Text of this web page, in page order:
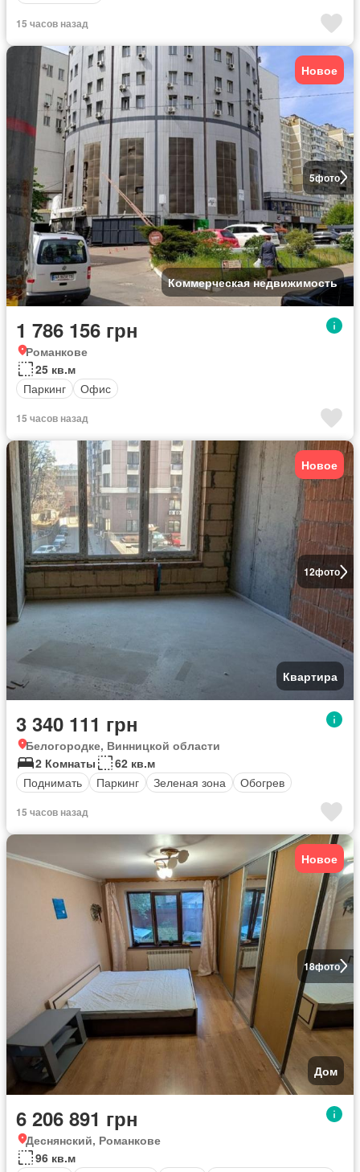
15 часов назад
5фото
Новое
Коммерческая недвижимость
1 786 156 грн
Романкове
25 кв.м
Паркинг
Офис
15 часов назад
12фото
Новое
Квартира
3 340 111 грн
Белогородке, Винницкой области
2 Комнаты
62 кв.м
Поднимать
Паркинг Зеленая зона Обогрев
15 часов назад
18фото
Новое
Дом
6 206 891 грн
Деснянский, Романкове
96 кв.м